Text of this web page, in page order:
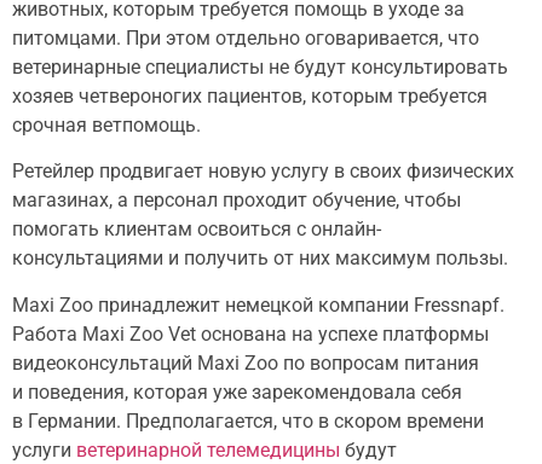
животных, которым требуется помощь в уходе за
питомцами. При этом отдельно оговаривается, что
ветеринарные специалисты не будут консультировать
хозяев четвероногих пациентов, которым требуется
срочная ветпомощь.
Ретейлер продвигает новую услугу в своих физических
магазинах, а персонал проходит обучение, чтобы
помогать клиентам освоиться с онлайн-
консультациями и получить от них максимум пользы.
Maxi Zoo принадлежит немецкой компании Fressnapf.
Работа Maxi Zoo Vet основана на успехе платформы
видеоконсультаций Maxi Zoo по вопросам питания
и поведения, которая уже зарекомендовала себя
в Германии. Предполагается, что в скором времени
услуги ветеринарной телемедицины будут